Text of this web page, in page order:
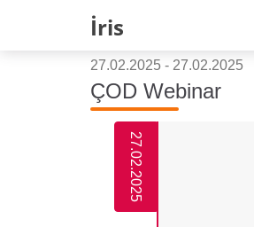
İris
27.02.2025 - 27.02.2025
ÇOD Webinar
27.02.2025